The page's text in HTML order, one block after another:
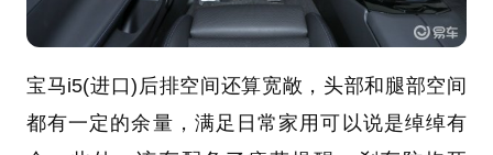
宝马i5(进口)后排空间还算宽敞，头部和腿部空间
都有一定的余量，满足日常家用可以说是绰绰有